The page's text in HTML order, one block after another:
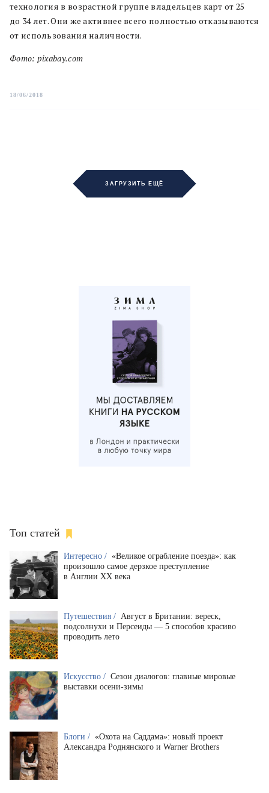
технология в возрастной группе владельцев карт от 25
до 34 лет. Они же активнее всего полностью отказываются
от использования наличности.
Фото: pixabay.com
18/06/2018
ЗАГРУЗИТЬ ЕЩЁ
Топ статей
Интересно / «Великое ограбление поезда»: как
произошло самое дерзкое преступление
в Англии XX века
Путешествия / Август в Британии: вереск,
подсолнухи и Персеиды — 5 способов красиво
проводить лето
Искусство / Сезон диалогов: главные мировые
выставки осени-зимы
Блоги / «Охота на Саддама»: новый проект
Александра Роднянского и Warner Brothers